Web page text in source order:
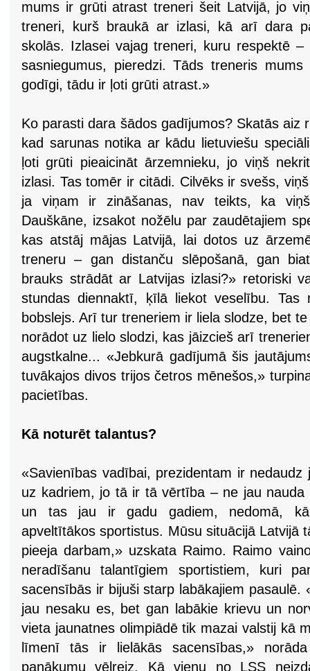
mums ir grūti atrast treneri šeit Latvijā, jo
treneri, kurš braukā ar izlasi, kā arī dara
skolās. Izlasei vajag treneri, kuru respektē
sasniegumus, pieredzi. Tāds treneris
godīgi, tādu ir ļoti grūti atrast.»
Ko parasti dara šādos gadījumos? Skatās aiz
kad sarunas notika ar kādu lietuviešu
ļoti grūti pieaicināt ārzemnieku, jo viņš
izlasi. Tas tomēr ir citādi. Cilvēks ir svešs,
ja viņam ir zināšanas, nav teikts, ka
Dauškāne, izsakot nožēlu par zaudētajiem
kas atstāj mājas Latvijā, lai dotos uz
treneru – gan distanču slēpošanā, gan
brauks strādāt ar Latvijas izlasi?» retoriski
stundas diennaktī, ķīlā liekot veselību. Tas
bobslejs. Arī tur treneriem ir liela slodze, bet
norādot uz lielo slodzi, kas jāizcieš arī
augstkalne... «Jebkurā gadījumā šis
tuvākajos divos trijos četros mēnešos,»
pacietības.
Kā noturēt talantus?
«Savienības vadībai, prezidentam ir
uz kadriem, jo tā ir tā vērtība – ne jau nauda
un tas jau ir gadu gadiem, nedomā, kā
apveltītākos sportistus. Mūsu situācijā Latvijā
pieeja darbam,» uzskata Raimo. Raimo
neradīšanu talantīgiem sportistiem, kuri
sacensībās ir bijuši starp labākajiem pasaulē.
jau nesaku es, bet gan labākie krievu un
vieta jaunatnes olimpiādē tik mazai valstij kā
līmenī tās ir lielākās sacensības,»
panākumu vēlreiz. Kā vienu no LSS